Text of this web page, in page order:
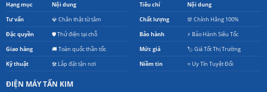
Hạng mục Nội dung
Tư vấn 💎 Chân thật từ tâm
Đặc quyền 🛡️ Thử điện tại chỗ
Giao hàng 🚚 Toàn quốc thần tốc
Kỹ thuật 🛠️ Lắp đặt tận nơi
Tiêu chí Nội dung
Chất lượng 💯 Chính Hãng 100%
Bảo hành ⚡ Bảo Hành Siêu Tốc
Mức giá 🏷️ Giá Tốt Thị Trường
Niềm tin ⭐ Uy Tín Tuyệt Đối
ĐIỆN MÁY TẤN KIM